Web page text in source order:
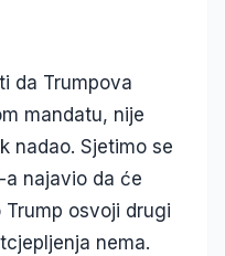
da Trumpova
mandatu, nije
nadao. Sjetimo se
a najavio da će
osvoji drugi
nema.